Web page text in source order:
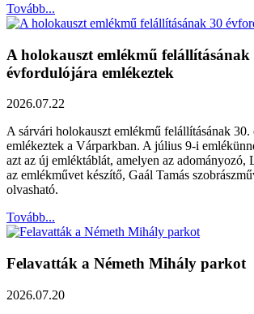
Tovább...
A holokauszt emlékmű felállításának
évfordulójára emlékeztek
2026.07.22
A sárvári holokauszt emlékmű felállításának
emlékeztek a Várparkban. A július 9-i
azt az új emléktáblát, amelyen az adományozó,
az emlékművet készítő, Gaál Tamás
olvasható.
Tovább...
Felavatták a Németh Mihály parkot
2026.07.20